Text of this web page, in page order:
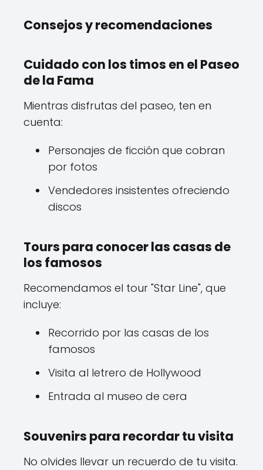
Consejos y recomendaciones
Cuidado con los timos en el Paseo
de la Fama
Mientras disfrutas del paseo, ten en
cuenta:
Personajes de ficción que cobran
por fotos
Vendedores insistentes ofreciendo
discos
Tours para conocer las casas de
los famosos
Recomendamos el tour "Star Line", que
incluye:
Recorrido por las casas de los
famosos
Visita al letrero de Hollywood
Entrada al museo de cera
Souvenirs para recordar tu visita
No olvides llevar un recuerdo de tu visita.